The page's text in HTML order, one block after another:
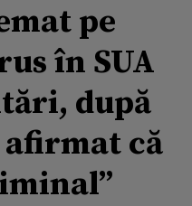
pe
în SUA
după
afirmat că